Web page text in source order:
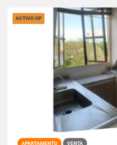
ACTIVO OP
APARTAMENTO VENTA